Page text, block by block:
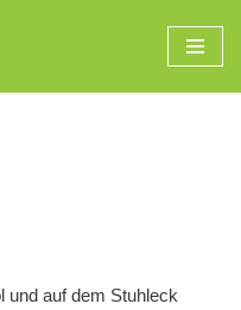
und auf dem Stuhleck